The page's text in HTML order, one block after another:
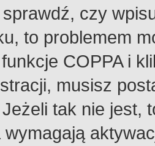
czy
to problemem
COPPA i
musisz
tak nie jest,
wymagają